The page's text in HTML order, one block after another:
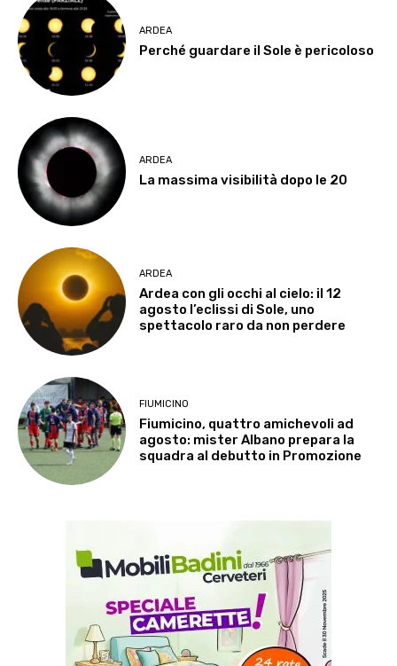
ARDEA
Perché guardare il Sole è pericoloso
ARDEA
La massima visibilità dopo le 20
ARDEA
Ardea con gli occhi al cielo: il 12
agosto l’eclissi di Sole, uno
spettacolo raro da non perdere
FIUMICINO
Fiumicino, quattro amichevoli ad
agosto: mister Albano prepara la
squadra al debutto in Promozione